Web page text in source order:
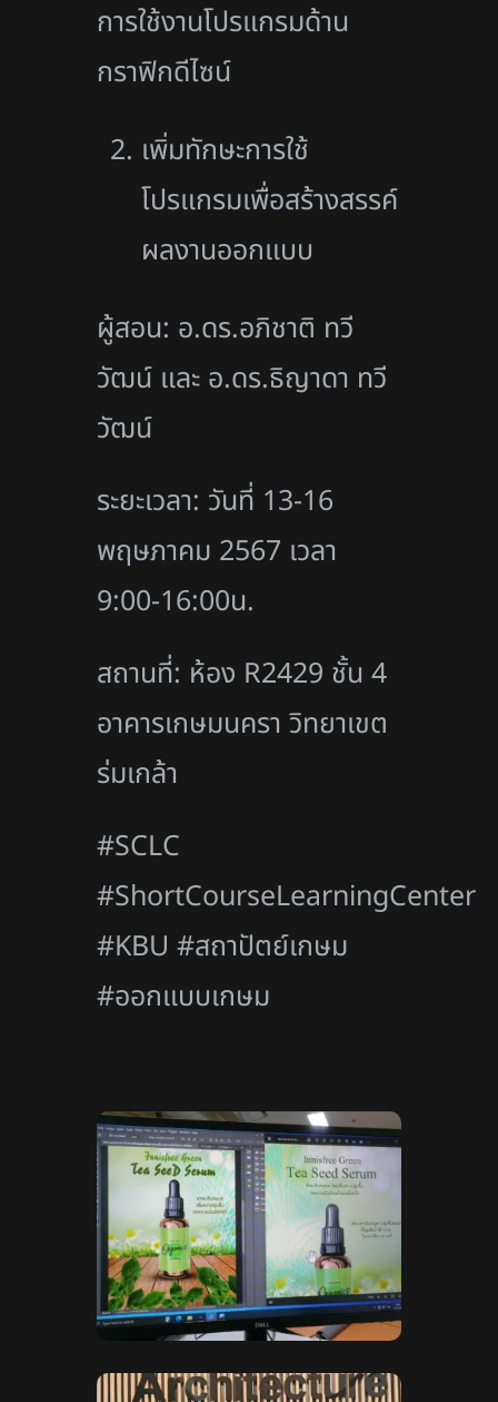
การใช้งานโปรแกรมด้าน
กราฟิกดีไซน์
เพิ่มทักษะการใช้
โปรแกรมเพื่อสร้างสรรค์
ผลงานออกแบบ
ผู้สอน: อ.ดร.อภิชาติ ทวี
วัฒน์ และ อ.ดร.ธิญาดา ทวี
วัฒน์
ระยะเวลา: วันที่ 13-16
พฤษภาคม 2567 เวลา
9:00-16:00น.
สถานที่: ห้อง R2429 ชั้น 4
อาคารเกษมนครา วิทยาเขต
ร่มเกล้า
#SCLC
#ShortCourseLearningCenter
#KBU #สถาปัตย์เกษม
#ออกแบบเกษม